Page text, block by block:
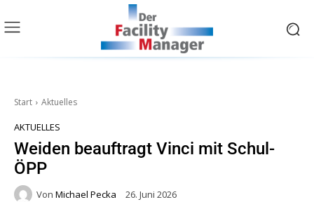
Start Aktuelles
AKTUELLES
Weiden beauftragt Vinci mit Schul-
ÖPP
Von Michael Pecka 26. Juni 2026